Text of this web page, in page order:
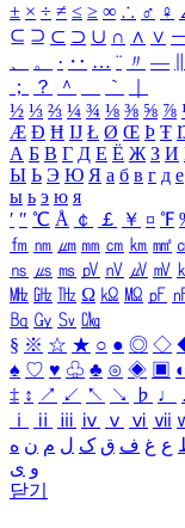
± × ÷ ≠ ≤ ≥ ∞ ∴ ♂ ♀
⊆ ⊇ ⊂ ⊃ ∪ ∩ ∧ ∨
、
。 · ‥ … ¨ 〃 ―
；
？ ＾ ｀
½ ⅓ ⅔ ¼ ¾ ⅛ ⅜ ⅝ ⅞
Æ Ð Ħ Ĳ Ł Ø Œ Þ Ŧ
А Б В Г Д Е Ё Ж З И
Ы Ь Э Ю Я а б в г д е
ы ь э ю я
′ ″ ℃ Å ￠ ￡ ￥ ¤ ℉
㎙ ㎚ ㎛ ㎜ ㎝ ㎞ ㎟
㎱ ㎲ ㎳ ㎴ ㎵ ㎶ ㎷
㎒ ㎓ ㎔ Ω ㏀ ㏁ ㎊
㏃ ㏉ ㏜ ㏆
§ ※ ☆ ★ ○ ● ◎ ◇
♠ ♡ ♥ ♧ ♣ ⊙ ◈ ▣ ◐
‡ ↕ ↗ ↙ ↖ ↘ ♭ ♩
ⅰ
ⅱ ⅲ ⅳ ⅴ ⅵ ⅶ
ع غ ف ق ک ل م ن ه
و ی
닫기